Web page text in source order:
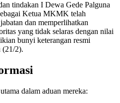
tindakan I Dewa Gede Palguna
Ketua MKMK telah
dan memperlihatkan
yang tidak selaras dengan nilai
bunyi keterangan resmi
(21/2).
dalam aduan mereka: